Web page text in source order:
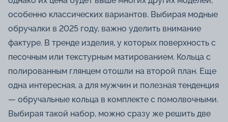
особенно классических вариантов. Выбирая модные
обручалки в 2025 году, важно уделить внимание
фактуре. В тренде изделия, у которых поверхность с
песочным или текстурным матированием. Кольца с
полированным глянцем отошли на второй план. Еще
одна интересная, а для мужчин и полезная тенденция
— обручальные кольца в комплекте с помолвочными.
Выбирая такой набор, можно сразу же решить две